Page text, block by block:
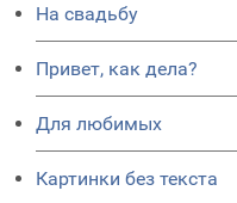
На свадьбу
Привет, как дела?
Для любимых
Картинки без текста